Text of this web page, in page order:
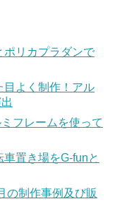
ポリカプラダンで
目よく制作！アル
フレームを使って
置き場をG-funと
制作事例及び販